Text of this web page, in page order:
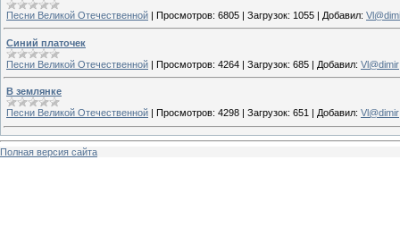
Песни Великой Отечественной | Просмотров: 6805 | Загрузок: 1055 | Добавил:
Синий платочек
Песни Великой Отечественной | Просмотров: 4264 | Загрузок: 685 | Добавил: Vl@dimir
В землянке
Песни Великой Отечественной | Просмотров: 4298 | Загрузок: 651 | Добавил: Vl@dimir
Полная версия сайта